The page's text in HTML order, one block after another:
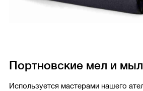
Портновские мел и
Используется мастерами нашего